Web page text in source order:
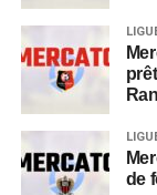
de